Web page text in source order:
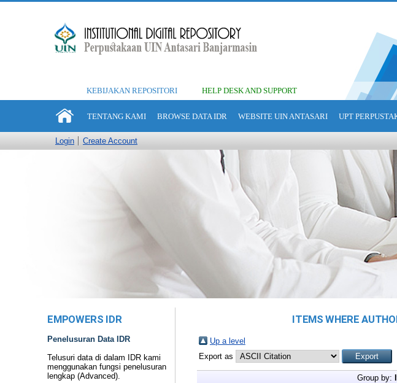
KEBIJAKAN REPOSITORI HELP DESK AND SUPPORT
TENTANG KAMI BROWSE DATA IDR WEBSITE UIN ANTASARI UPT
Login Create Account
EMPOWERS IDR
Penelusuran Data IDR
Telusuri data di dalam IDR kami
menggunakan fungsi penelusuran
lengkap (Advanced).
ITEMS WHERE
Up a level
Export as
Group by: